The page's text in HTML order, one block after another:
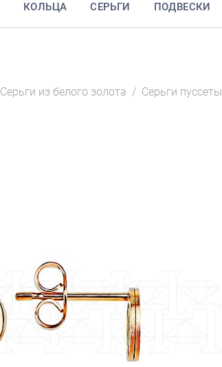
КОЛЬЦА СЕРЬГИ ПОДВЕСКИ
Серьги из белого золота / Серьги пуссеты